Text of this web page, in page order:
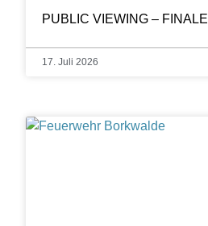
PUBLIC VIEWING – FINALE
17. Juli 2026